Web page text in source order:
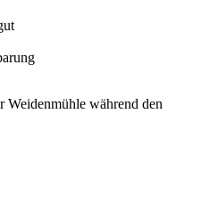
Weidenmühle während den